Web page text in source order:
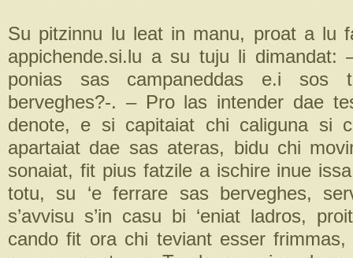
Su pitzinnu lu leat in manu, proat a lu
appichende.si.lu a su tuju li dimandat:
ponias sas campaneddas e.i sos
berveghes?-. – Pro las intender dae
denote, e si capitaiat chi caliguna si
apartaiat dae sas ateras, bidu chi
sonaiat, fit pius fatzile a ischire inue
totu, su ‘e ferrare sas berveghes,
s’avvisu s’in casu bi ‘eniat ladros,
cando fit ora chi teviant esser frimmas,